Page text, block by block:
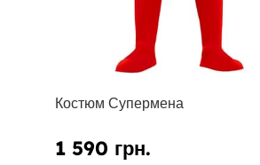
Костюм Супермена
1 590 грн.